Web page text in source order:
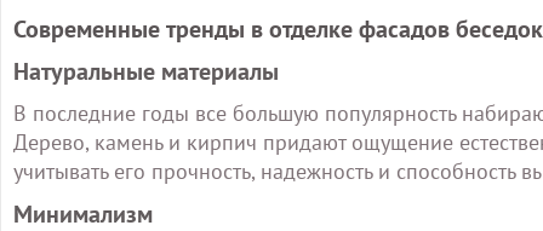
Современные тренды в отделке фасадов беседок
Натуральные материалы
В последние годы все большую популярность
Дерево, камень и кирпич придают ощущение
учитывать его прочность, надежность и способность
Минимализм